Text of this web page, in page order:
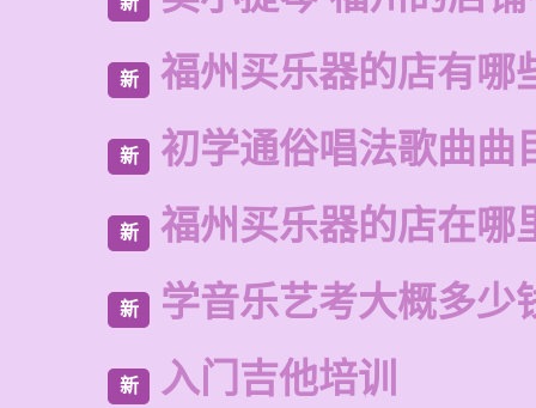
新 福州买乐器的店有哪
新 初学通俗唱法歌曲曲
新 福州买乐器的店在哪
新 学音乐艺考大概多少
新 入门吉他培训